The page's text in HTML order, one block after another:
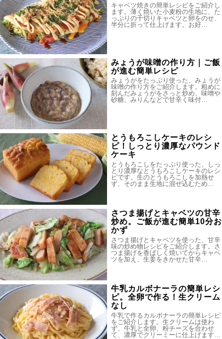
キャベツ焼きの簡単レシピをご紹介し
ます。薄く焼いた小麦粉の生地に、た
っぷりの千切りキャベツと卵をのせ、
半分に折って仕上げます。お好…
みょうが味噌の作り方｜ご飯
が進む簡単レシピ
みょうがをたっぷり使った、みょうが
味噌の作り方をご紹介します。粗めに
刻んだみょうがをさっと炒め、味噌や
砂糖、みりんなどで甘辛く味付…
とうもろこしケーキのレシ
ピ！しっとり濃厚なパウンド
ケーキ
とうもろこしをたっぷり使った、しっ
とり濃厚なとうもろこしケーキのレシ
ピです。生のとうもろこしを加熱せ
ず、そのまま生地に混ぜ込むため…
さつま揚げとキャベツの甘辛
炒め。ご飯が進む簡単10分お
かず
さつま揚げとキャベツを使った、甘辛
味の炒め物レシピをご紹介します。さ
つま揚げを香ばしく焼いてからキャベ
ツを加え、生姜をきかせた甘辛…
牛乳カルボナーラの簡単レシ
ピ。全卵で作る！生クリーム
なし
牛乳で作るカルボナーラの簡単レシピ
をご紹介します。生クリームは使わ
ず、牛乳と全卵、粉チーズを合わせ
て、濃厚でクリーミーに仕上げます…